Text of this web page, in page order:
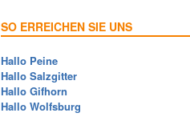
SO ERREICHEN SIE UNS
Hallo Peine
Hallo Salzgitter
Hallo Gifhorn
Hallo Wolfsburg